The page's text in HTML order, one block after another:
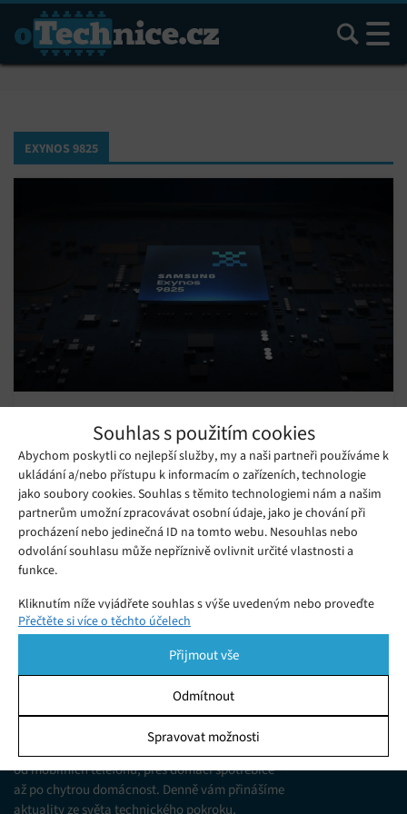
Souhlas s použitím cookies
Abychom poskytli co nejlepší služby, my a naši partneři používáme k
ukládání a/nebo přístupu k informacím o zařízeních, technologie
jako soubory cookies. Souhlas s těmito technologiemi nám a našim
partnerům umožní zpracovávat osobní údaje, jako je chování při
procházení nebo jedinečná ID na tomto webu. Nesouhlas nebo
odvolání souhlasu může nepříznivě ovlivnit určité vlastnosti a
funkce.
Kliknutím níže vyjádřete souhlas s výše uvedeným nebo proveďte
podrobnější rozhodnutí. Vaše volby budou použity pouze na tomto
pomocí přepínačů v Zásadách cookies nebo kliknutím na tlačítko
Spravovat souhlas ve spodní části obrazovky.
Ukládání a/nebo přístup k informacím v zařízení, Porozumění
publiku prostřednictvím statistik nebo kombinací údajů z
různých zdrojů.
Přečtěte si více o těchto účelech
Přijmout vše
Odmítnout
Spravovat možnosti
Hledat
EXYNOS 9825
většině zemí pohánět vlajkové lodě Galaxy
Note 10 a Note 10+
Středa 07. 08. 2019 Redakce
Samsung pouhý den před představením nových
smartphonových vlajkových lodí Galaxy Note 10 a Galaxy Note
10+ uvedl oficiálně na scénu čipset Exynos 9825, který je bude
pohánět ve většině zemí.
Jsme web zajímající se o technologické novinky
od mobilních telefonů, přes domácí spotřebiče
až po chytrou domácnost. Denně vám přinášíme
aktuality ze světa technického pokroku,